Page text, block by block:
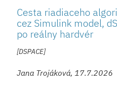
Cesta riadiaceho
cez Simulink model,
po reálny hardvér
[DSPACE]
Jana Trojáková, 17.7.2026